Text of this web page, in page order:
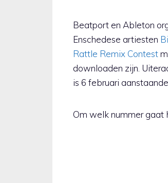
Beatport en Ableton
Enschedese artiesten
Rattle Remix Contest
downloaden zijn.
is 6 februari
Om welk nummer gaat